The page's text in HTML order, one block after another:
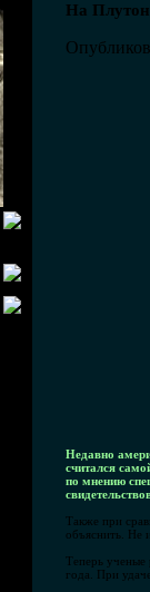
На
Недавно
считался
по мнению
Также при
объяснить. Не
Теперь ученые
года. При